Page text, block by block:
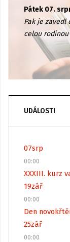
Pátek 07.
Pak je zavedl
celou
UDÁLOSTI
07srp
00:00
XXXIII. kurz
19zář
00:00
Den
25zář
00:00